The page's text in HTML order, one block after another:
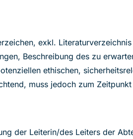
exkl.
Beschreibung des zu
ethischen,
muss jedoch zum
der Leiterin/des Leiters der